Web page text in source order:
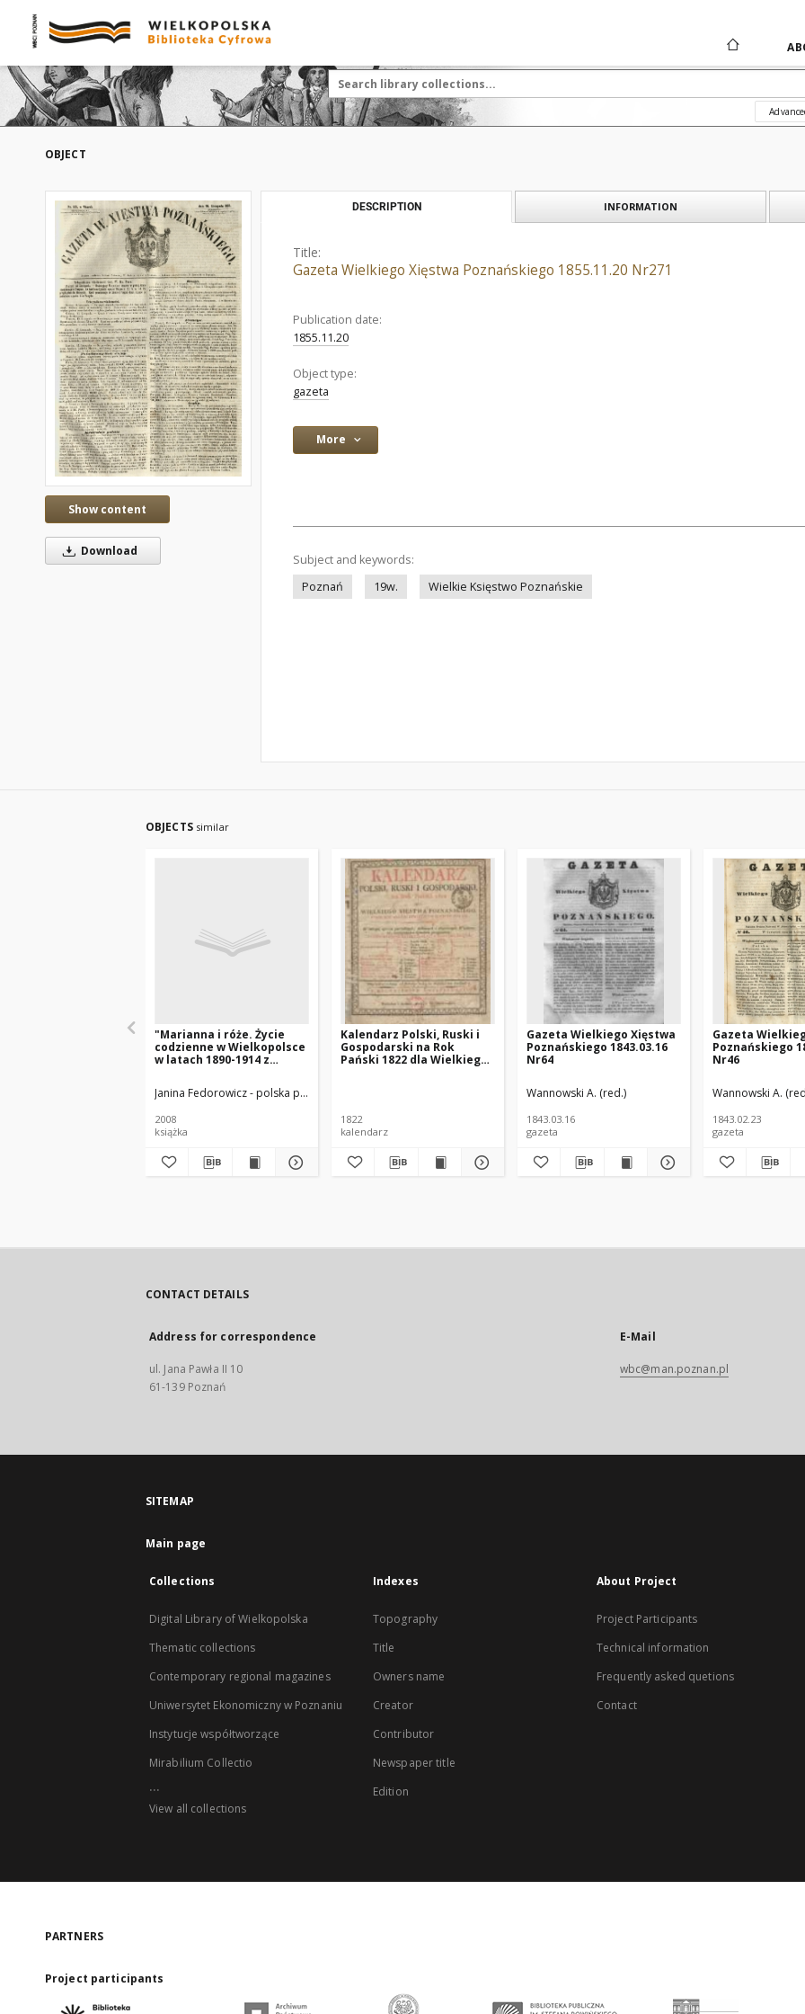
OBJECT
Show content
Download
DESCRIPTION INFORMATION
Title:
Gazeta Wielkiego Xięstwa Poznańskiego 1855.11.20 Nr271
Publication date:
1855.11.20
Object type:
gazeta
More
Subject and keywords:
Poznań
19w. Wielkie Księstwo Poznańskie
OBJECTS similar
"Marianna i róże. Życie
codzienne w Wielkopolsce
w latach 1890-1914 z
Janina Fedorowicz - polska pisarka
Joanna Konopińska (1925 -1996; Poznań) - polska pisarka; https://pl.wikipedia.org/wiki/
2008
książka
Kalendarz Polski, Ruski i
Gospodarski na Rok
Pański 1822 dla Wielkiego
1822
kalendarz
Gazeta Wielkiego Xięstwa
Poznańskiego 1843.03.16
Nr64
Wannowski A. (red.)
1843.03.16
gazeta
Gazeta
Poznańskiego
Nr46
Wannowski A.
1843.02.23
gazeta
CONTACT DETAILS
Address for correspondence
ul. Jana Pawła II 10
61-139 Poznań
E-Mail
wbc@man.poznan.pl
SITEMAP
Main page
Collections
Digital Library of Wielkopolska
Thematic collections
Contemporary regional magazines
Uniwersytet Ekonomiczny w Poznaniu
Instytucje współtworzące
Mirabilium Collectio
...
View all collections
Indexes
Topography
Title
Owners name
Creator
Contributor
Newspaper title
Edition
About Project
Project Participants
Technical information
Frequently asked quetions
Contact
PARTNERS
Project participants